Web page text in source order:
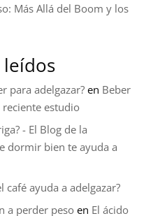
Más Allá del Boom y los
para adelgazar?en Beber
reciente estudio
- El Blog de la
dormir bien te ayuda a
café ayuda a adelgazar?
a perder pesoen El ácido